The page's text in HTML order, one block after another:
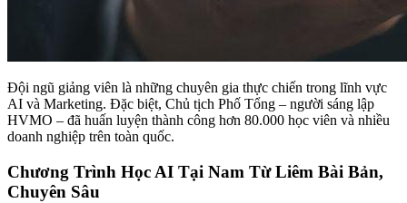
Đội ngũ giảng viên là những chuyên gia thực chiến trong lĩnh vực
AI và Marketing. Đặc biệt, Chủ tịch Phố Tổng – người sáng lập
HVMO – đã huấn luyện thành công hơn 80.000 học viên và nhiều
doanh nghiệp trên toàn quốc.
Chương Trình Học AI Tại Nam Từ Liêm Bài Bản,
Chuyên Sâu